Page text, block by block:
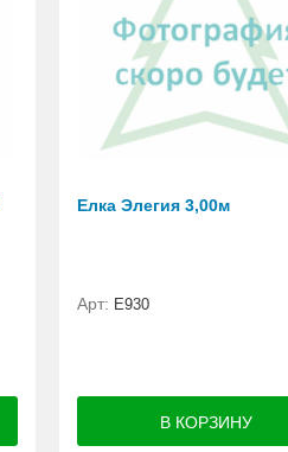
Елка Элегия 3,00м
Арт: Е930